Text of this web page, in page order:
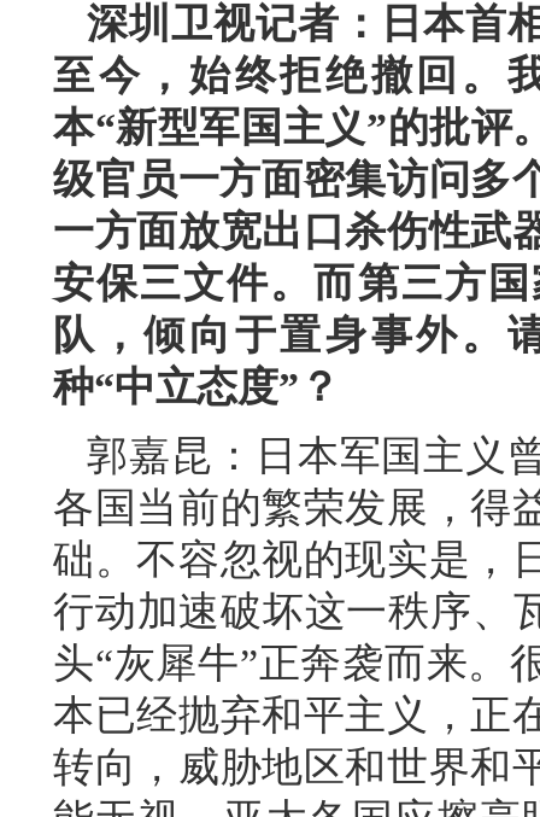
深圳卫视记者：日本首
至今，始终拒绝撤回。
本“新型军国主义”的批评
级官员一方面密集访问多
一方面放宽出口杀伤性武
安保三文件。而第三方
队，倾向于置身事外。
种“中立态度”？
郭嘉昆：日本军国主义
各国当前的繁荣发展，得
础。不容忽视的现实是，
行动加速破坏这一秩序、
头“灰犀牛”正奔袭而来。
本已经抛弃和平主义，正
转向，威胁地区和世界和